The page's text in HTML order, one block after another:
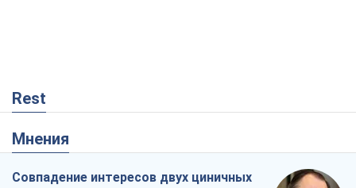
Rest
Мнения
Совпадение интересов двух циничных